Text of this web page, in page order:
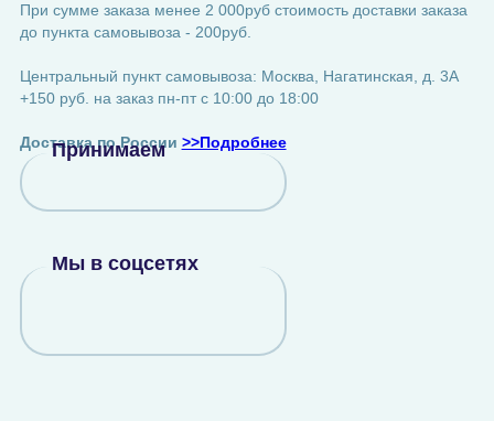
При сумме заказа менее 2 000руб стоимость доставки заказа
до пункта самовывоза - 200руб.
Центральный пункт самовывоза: Москва, Нагатинская, д. 3А
+150 руб. на заказ пн-пт с 10:00 до 18:00
Доставка по России >>Подробнее
Принимаем
Мы в соцсетях